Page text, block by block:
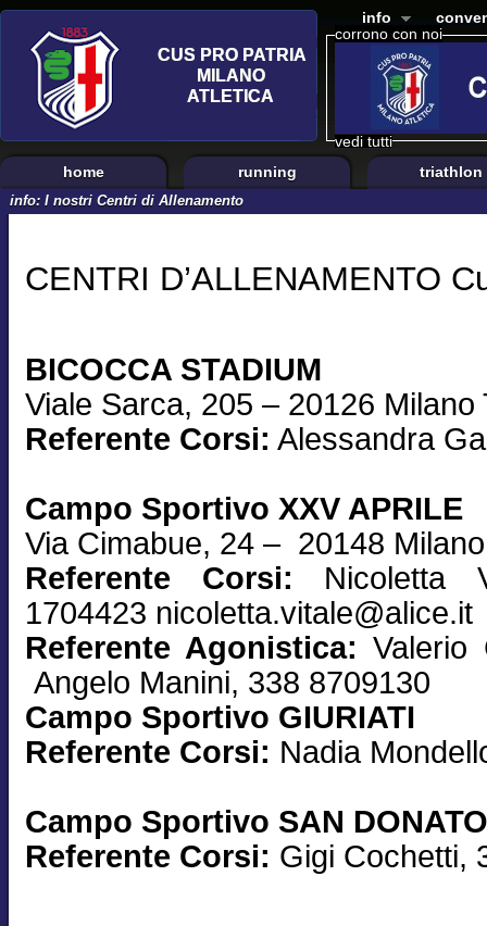
corrono con noi
vedi tutti
info
home running triathlon
info: I nostri Centri di Allenamento
CENTRI D’ALLENAMENTO
BICOCCA STADIUM
Viale Sarca, 205 – 20126 Milano
Referente Corsi: Alessandra
Campo Sportivo XXV APRILE
Via Cimabue, 24 – 20148 Milano
Referente Corsi: Nicoletta
1704423 nicoletta.vitale@alice.it
Referente Agonistica:Valerio
Angelo Manini, 338 8709130
Campo Sportivo GIURIATI
Referente Corsi: Nadia
Campo Sportivo SAN DONATO
Referente Corsi: Gigi Cochetti,